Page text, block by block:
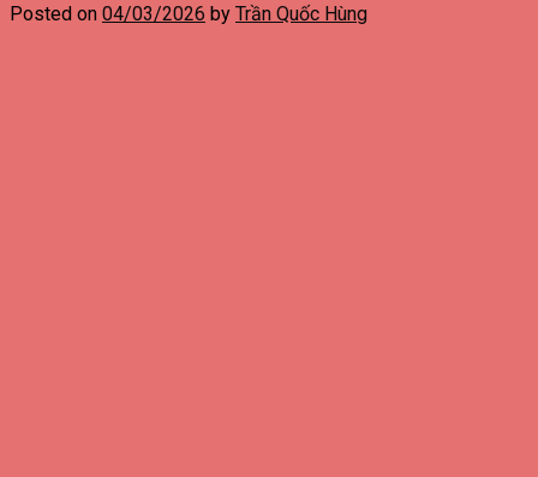
Posted on 04/03/2026 by Trần Quốc Hùng